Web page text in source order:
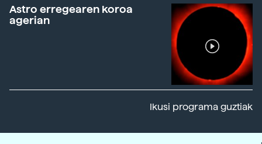
Astro erregearen koroa
agerian
Ikusi programa guztiak